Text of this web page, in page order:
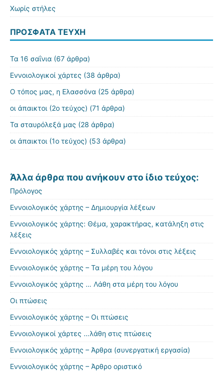
Χωρίς στήλες
ΠΡΌΣΦΑΤΑ ΤΕΎΧΗ
Τα 16 σαΐνια (67 άρθρα)
Εννοιολογικοί χάρτες (38 άρθρα)
Ο τόπος μας, η Ελασσόνα (25 άρθρα)
οι άπαικτοι (2ο τεύχος) (71 άρθρα)
Τα σταυρόλεξά μας (28 άρθρα)
οι άπαικτοι (1ο τεύχος) (53 άρθρα)
Άλλα άρθρα που ανήκουν στο ίδιο τεύχος:
Πρόλογος
Εννοιολογικός χάρτης – Δημιουργία λέξεων
Εννοιολογικός χάρτης: Θέμα, χαρακτήρας, κατάληξη στις
λέξεις
Εννοιολογικός χάρτης – Συλλαβές και τόνοι στις λέξεις
Εννοιολογικός χάρτης – Τα μέρη του λόγου
Εννοιολογικός χάρτης … Λάθη στα μέρη του λόγου
Οι πτώσεις
Εννοιολογικός χάρτης – Οι πτώσεις
Εννοιολογικοί χάρτες …λάθη στις πτώσεις
Εννοιολογικός χάρτης – Άρθρα (συνεργατική εργασία)
Εννοιολογικός χάρτης – Άρθρο οριστικό